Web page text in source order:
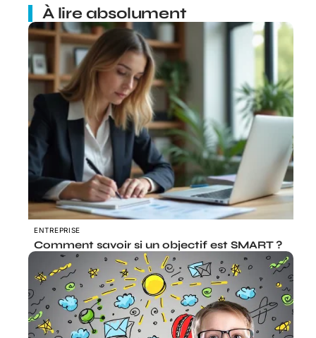
À lire absolument
ENTREPRISE
Comment savoir si un objectif est SMART ?